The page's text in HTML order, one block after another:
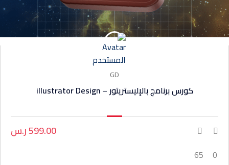
GD
كورس برنامج بالإليستريتور – illustrator Design
0
65
599.00 ر.س